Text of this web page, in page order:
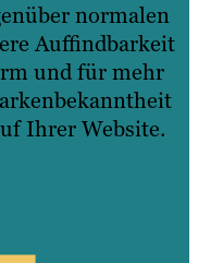
normalen
Auffindbarkeit
und für mehr
Ihrer Website.